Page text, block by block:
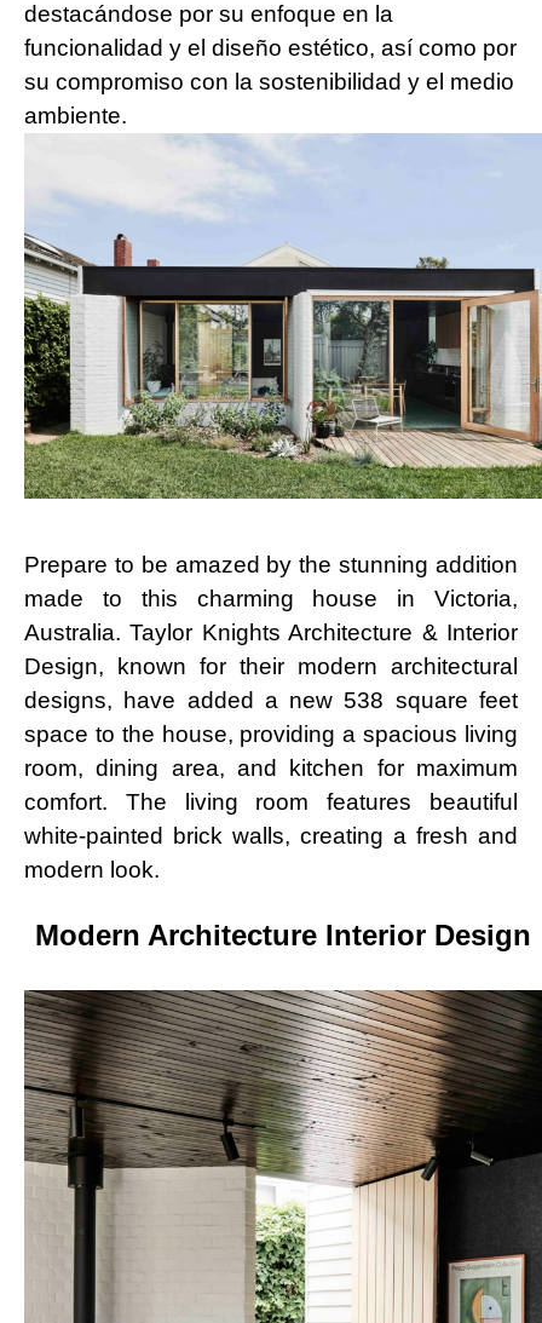
destacándose por su enfoque en la
funcionalidad y el diseño estético, así como por
su compromiso con la sostenibilidad y el medio
ambiente.
Prepare to be amazed by the stunning addition
made to this charming house in Victoria,
Australia. Taylor Knights Architecture & Interior
Design, known for their modern architectural
designs, have added a new 538 square feet
space to the house, providing a spacious living
room, dining area, and kitchen for maximum
comfort. The living room features beautiful
white-painted brick walls, creating a fresh and
modern look.
Modern Architecture Interior Design